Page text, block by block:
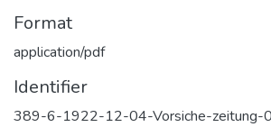
Format
application/pdf
Identifier
389-6-1922-12-04-Vorsiche-zeitung-